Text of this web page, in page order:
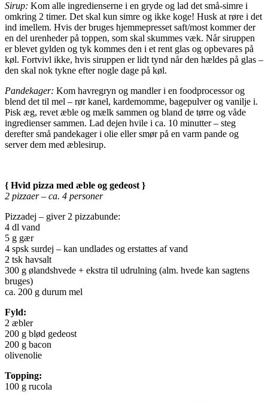
Sirup: Kom alle ingredienserne i en gryde og lad det små-simre i
omkring 2 timer. Det skal kun simre og ikke koge! Husk at røre i det
ind imellem. Hvis der bruges hjemmepresset saft/most kommer der
en del urenheder på toppen, som skal skummes væk. Når siruppen
er blevet gylden og tyk kommes den i et rent glas og opbevares på
køl. Fortvivl ikke, hvis siruppen er lidt tynd når den hældes på glas –
den skal nok tykne efter nogle dage på køl.
Pandekager: Kom havregryn og mandler i en foodprocessor og
blend det til mel – rør kanel, kardemomme, bagepulver og vanilje i.
Pisk æg, revet æble og mælk sammen og bland de tørre og våde
ingredienser sammen. Lad dejen hvile i ca. 10 minutter – steg
derefter små pandekager i olie eller smør på en varm pande og
server dem med æblesirup.
{ Hvid pizza med æble og gedeost }
2 pizzaer – ca. 4 personer
Pizzadej – giver 2 pizzabunde:
4 dl vand
5 g gær
4 spsk surdej – kan undlades og erstattes af vand
2 tsk havsalt
300 g ølandshvede + ekstra til udrulning (alm. hvede kan sagtens
bruges)
ca. 200 g durum mel
Fyld:
2 æbler
200 g blød gedeost
200 g bacon
olivenolie
Topping:
100 g rucola